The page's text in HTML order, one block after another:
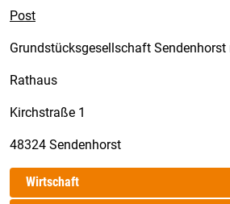
Post
Grundstücksgesellschaft Sendenhorst
Rathaus
Kirchstraße 1
48324 Sendenhorst
Wirtschaft